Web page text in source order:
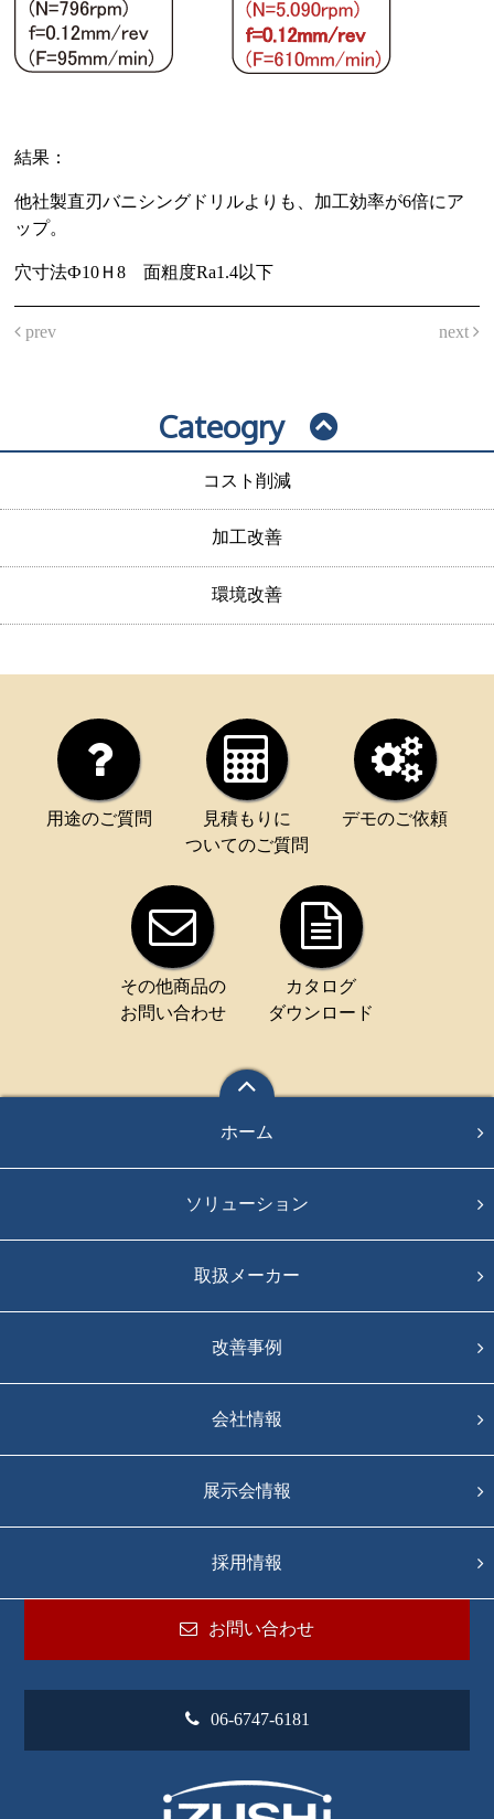
結果：
他社製直刃バニシングドリルよりも、加工効率が6倍にア
ップ。
穴寸法Ф10Ｈ8 面粗度Ra1.4以下
prev next
Cateogry
コスト削減
加工改善
環境改善
用途のご質問
見積もりに
ついてのご質問
デモのご依頼
その他商品の
お問い合わせ
カタログ
ダウンロード
ホーム
ソリューション
取扱メーカー
改善事例
会社情報
展示会情報
採用情報
お問い合わせ
06-6747-6181